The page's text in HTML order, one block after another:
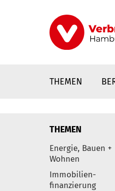
THEMEN
Elemente
THEMEN
Energie, Bauen +
Wohnen
Immobilien-
finanzierung